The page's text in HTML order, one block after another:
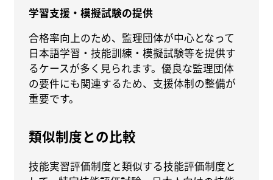
学習支援・模擬試験の提供
合格率向上のため、監理団体が中心となって
日本語学習・技能訓練・模擬試験等を提供す
るケースが多く見られます。優良な監理団体
の要件にも関連するため、支援体制の整備が
重要です。
類似制度との比較
技能実習評価制度と類似する技能評価制度と